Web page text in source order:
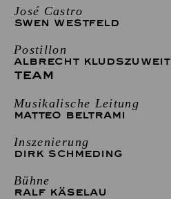
José Castro
SWEN WESTFELD
Postillon
ALBRECHT KLUDSZUWEIT
TEAM
Musikalische Leitung
MATTEO BELTRAMI
Inszenierung
DIRK SCHMEDING
Bühne
RALF KÄSELAU